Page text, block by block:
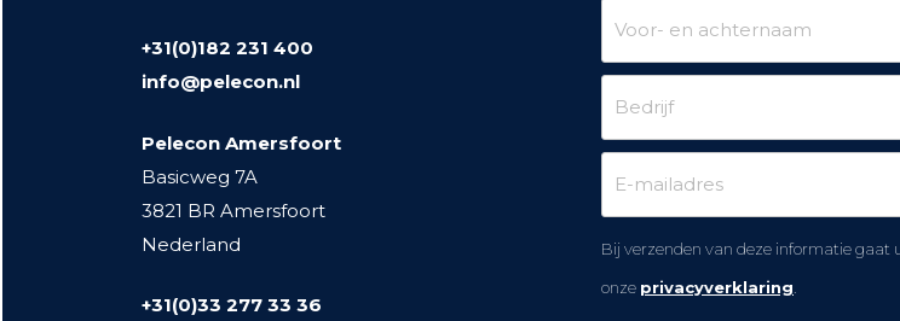
+31(0)182 231 400
info@pelecon.nl
Pelecon Amersfoort
Basicweg 7A
3821 BR Amersfoort
Nederland
+31(0)33 277 33 36
Bij verzenden van deze informatie gaat
onze privacyverklaring